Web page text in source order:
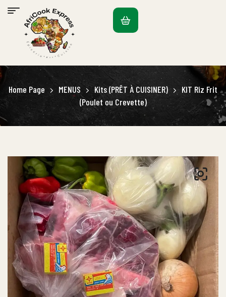
Home Page MENUS Kits (PRÊT À CUISINER)
KIT Riz Frit
(Poulet ou Crevette)